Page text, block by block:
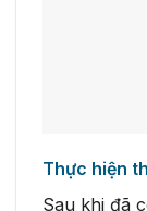
Thực hiện
Sau khi đã